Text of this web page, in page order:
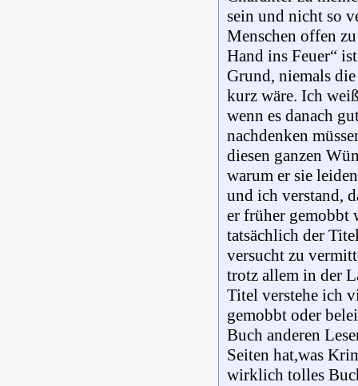
sein und nicht so
Menschen offen
Hand ins Feuer“
Grund, niemals
kurz wäre. Ich
wenn es danach
nachdenken
diesen ganzen
warum er sie
und ich verstand,
er früher gemobbt
tatsächlich der
versucht zu
trotz allem in der
Titel verstehe ich
gemobbt oder
Buch anderen
Seiten hat,was
wirklich tolles